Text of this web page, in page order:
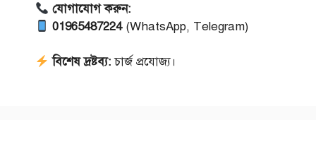
যোগাযোগ করুন:
01965487224(WhatsApp, Telegram)
বিশেষ দ্রষ্টব্য:চার্জ প্রযোজ্য।